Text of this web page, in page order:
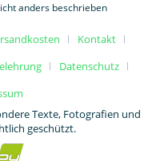
anders beschrieben
Kontakt
Datenschutz
Texte, Fotografien und
geschützt.